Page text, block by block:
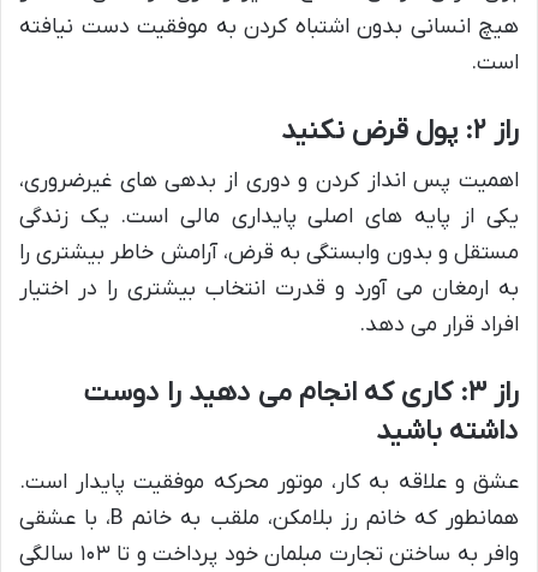
هیچ انسانی بدون اشتباه کردن به موفقیت دست نیافته
است.
راز ۲: پول قرض نکنید
اهمیت پس انداز کردن و دوری از بدهی های غیرضروری،
یکی از پایه های اصلی پایداری مالی است. یک زندگی
مستقل و بدون وابستگی به قرض، آرامش خاطر بیشتری را
به ارمغان می آورد و قدرت انتخاب بیشتری را در اختیار
افراد قرار می دهد.
راز ۳: کاری که انجام می دهید را دوست
داشته باشید
عشق و علاقه به کار، موتور محرکه موفقیت پایدار است.
همانطور که خانم رز بلامکن، ملقب به خانم B، با عشقی
وافر به ساختن تجارت مبلمان خود پرداخت و تا ۱۰۳ سالگی